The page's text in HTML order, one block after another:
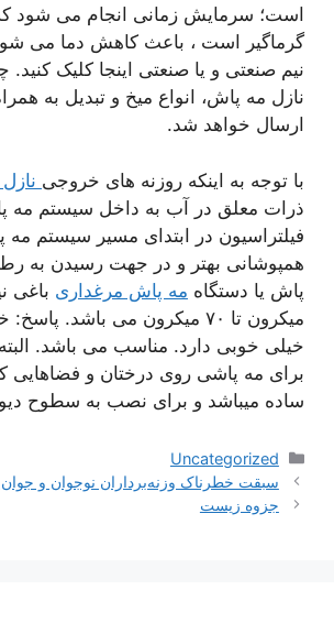
است؛ سرمایش زمانی انجام می شود
گرماگیر است ، باعث کاهش دما می
نیم صنعتی و یا صنعتی اینجا کلیک
نازل مه پاش، انواع میخ و تبدیل به
ارسال خواهد شد.
با توجه به اینکه روزنه های خروجی
ذرات معلق در آب به داخل سیستم
فیلتراسیون در ابتدای مسیر سیستم
همپوشانی بهتر و در جهت رسیدن به
پاش یا دستگاه مه پاش مرغداری
خیلی خوبی دارد. مناسب می باشد.
برای مه پاشی روی درختان و
ساده میباشد و برای نصب به سطوح
دسته‌ها
Uncategorized
ناوبری
نوشته‌ها
سبقت خطرناک وزنه‌برداران نوجوان و جوان
جزوه زیست